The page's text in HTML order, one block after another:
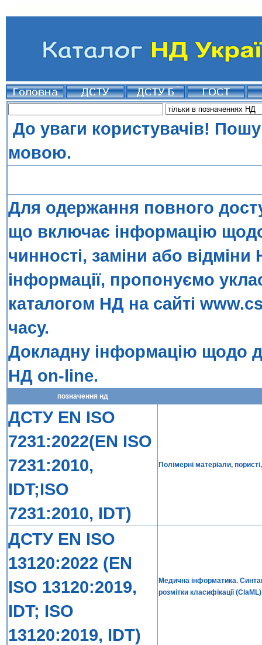
До уваги користувачів!
мовою.
Для одержання повного
що включає інформацію
чинності, заміни або
інформації, пропонуємо
каталогом НД на сайті
часу.
Докладну інформацію щодо
НД on-line.
позначення нд
ДСТУ EN ISO
7231:2022(EN ISO
7231:2010,
IDT;ISO
7231:2010, IDT)
Полімерні матеріали,
ДСТУ EN ISO
13120:2022 (EN
ISO 13120:2019,
IDT; ISO
13120:2019, IDT)
Медична інформатика.
розмітки класифікації (ClaML)